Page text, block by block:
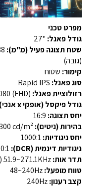
מפרט טכני
גודל פאנל:
שטח תצוגה פעיל (מ"מ):
(גובה)‎
קימור: שטוח
סוג פאנל:
רזולוציית פאנל:
גודל פיקסל (אופקי x אנכי):
יחס תצוגה:
בהירות (ניטים):
יחס ניגודיות:
ניגודיות דינמית (DCR):
תדר אות:
טווח מופעל:
קצב רענון: